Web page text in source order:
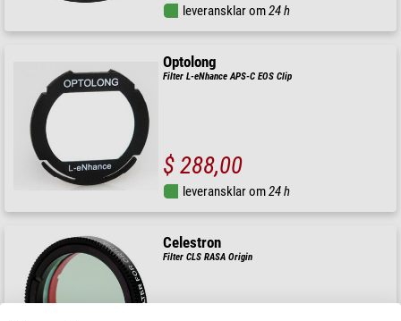
leveransklar om24 h
Optolong
Filter L-eNhance APS-C EOS Clip
$ 288,00
leveransklar om24 h
Celestron
Filter CLS RASA Origin